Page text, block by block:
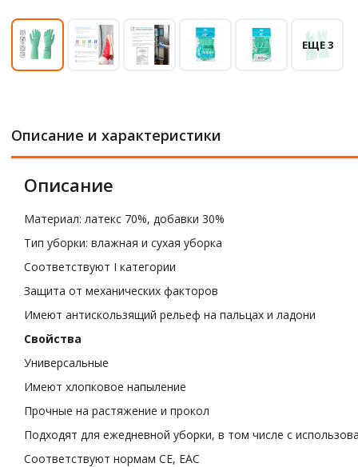
ЕЩЕ 3
Описание и характеристики
Описание
Материал: латекс 70%, добавки 30%
Тип уборки: влажная и сухая уборка
Соответствуют I категории
Защита от механических факторов
Имеют антискользящий рельеф на пальцах и ладони
Свойства
Универсальные
Имеют хлопковое напыление
Прочные на растяжение и прокол
Подходят для ежедневной уборки, в том числе с
Соответствуют нормам CE, ЕАС